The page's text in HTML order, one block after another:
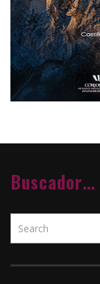
Buscador…